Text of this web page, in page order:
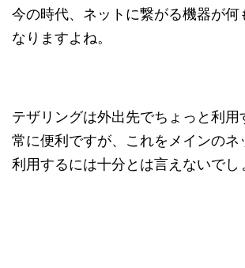
今の時代、ネットに繋がる機器が何
なりますよね。
テザリングは外出先でちょっと利用
常に便利ですが、これをメインのネ
利用するには十分とは言えないでし